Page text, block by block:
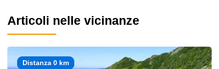
Articoli nelle vicinanze
Distanza 0 km